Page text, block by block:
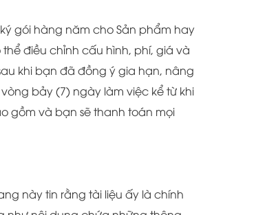
gói hàng năm cho Sản phẩm hay
điều chỉnh cấu hình, phí, giá và
khi bạn đã đồng ý gia hạn, nâng
bảy (7) ngày làm việc kể từ khi
gồm và bạn sẽ thanh toán mọi
này tin rằng tài liệu ấy là chính